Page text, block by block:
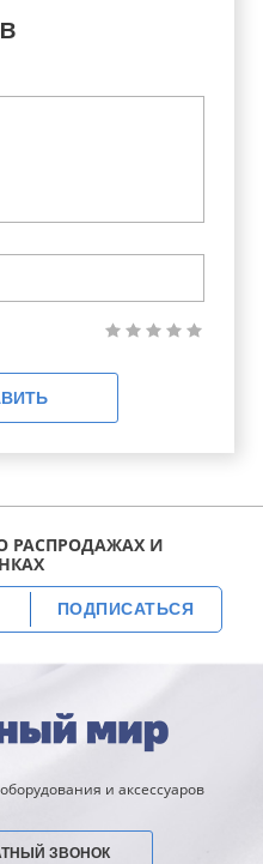
РАСПРОДАЖАХ И
ПОДПИСАТЬСЯ
и аксессуаров
ЗВОНОК